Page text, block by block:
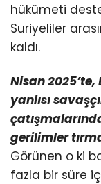
hükümeti
Suriyeliler
kaldı.
Nisan
yanlısı
gerilimler
Görünen o ki
fazla bir süre